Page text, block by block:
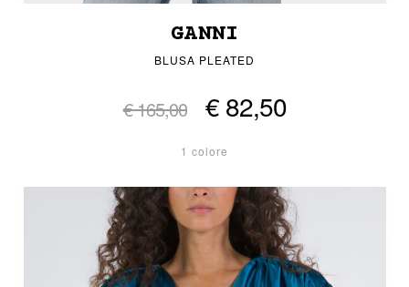
GANNI
BLUSA PLEATED
€ 165,00 € 82,50
1 colore